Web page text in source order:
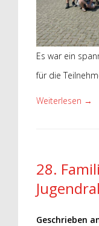
Es war ein
für die
Weiterlesen →
28.
Geschrieben